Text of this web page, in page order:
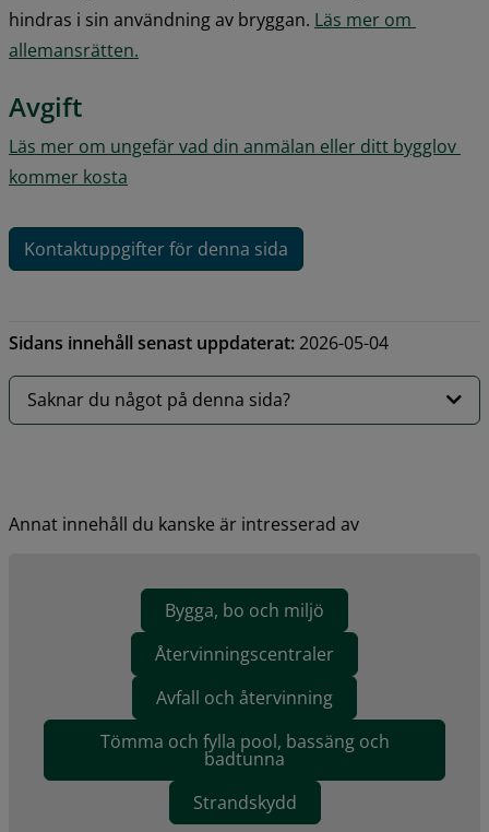
hindras i sin användning av bryggan. Läs mer om
allemansrätten.
Avgift
Läs mer om ungefär vad din anmälan eller ditt bygglov
kommer kosta
Kontaktuppgifter för denna sida
Sidans innehåll senast uppdaterat:2026-05-04
Saknar du något på denna sida?
Annat innehåll du kanske är intresserad av
Bygga, bo och miljö
Återvinningscentraler
Avfall och återvinning
Tömma och fylla pool, bassäng och
badtunna
Strandskydd